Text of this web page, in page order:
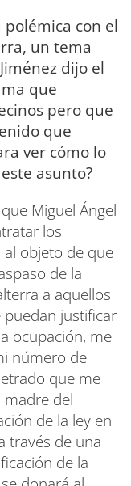
con el
un tema
dijo el
que
pero que
que
ver cómo lo
asunto?
Miguel Ángel
los
objeto de que
de la
a aquellos
justificar
ocupación, me
número de
que me
del
de la ley en
través de una
de la